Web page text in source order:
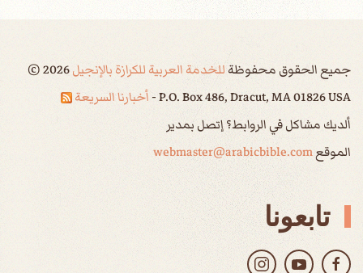
جميع الحقوق محفوظةللخدمة العربية للكرازة بالإنجيل ©2026
P.O. Box 486, Dracut, MA 01826 USA - أخبارنا السريعة
ألديك مشاكل في الروابط؟ إتصل بمدير
الموقعwebmaster@arabicbible.com
تابعونا